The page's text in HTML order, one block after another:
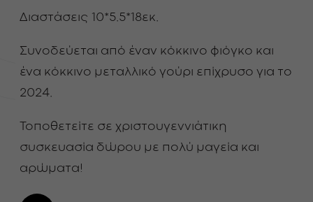
Διαστάσεις 10*5.5*18εκ.
Συνοδεύεται από έναν κόκκινο φιόγκο και
ένα κόκκινο μεταλλικό γούρι επίχρυσο για το
2024.
Τοποθετείτε σε χριστουγεννιάτικη
συσκευασία δώρου με πολύ μαγεία και
αρώματα!